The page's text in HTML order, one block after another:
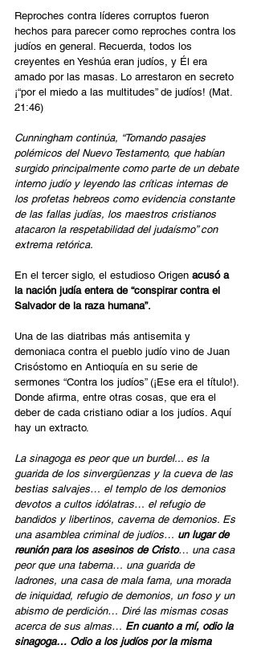
Reproches contra líderes corruptos fueron
hechos para parecer como reproches contra los
judíos en general. Recuerda, todos los
creyentes en Yeshúa eran judíos, y Él era
amado por las masas. Lo arrestaron en secreto
¡“por el miedo a las multitudes” de judíos! (Mat.
21:46)
Cunningham continúa, “Tomando pasajes
polémicos del Nuevo Testamento, que habían
surgido principalmente como parte de un debate
interno judío y leyendo las críticas internas de
los profetas hebreos como evidencia constante
de las fallas judías, los maestros cristianos
atacaron la respetabilidad del judaísmo” con
extrema retórica.
En el tercer siglo, el estudioso Origen acusó a
la nación judía entera de “conspirar contra el
Salvador de la raza humana”.
Una de las diatribas más antisemita y
demoniaca contra el pueblo judío vino de Juan
Crisóstomo en Antioquía en su serie de
sermones “Contra los judíos” (¡Ese era el título!).
Donde afirma, entre otras cosas, que era el
deber de cada cristiano odiar a los judíos. Aquí
hay un extracto.
La sinagoga es peor que un burdel... es la
guarida de los sinvergüenzas y la cueva de las
bestias salvajes… el templo de los demonios
devotos a cultos idólatras… el refugio de
bandidos y libertinos, caverna de demonios. Es
una asamblea criminal de judíos… un lugar de
reunión para los asesinos de Cristo… una casa
peor que una taberna… una guarida de
ladrones, una casa de mala fama, una morada
de iniquidad, refugio de demonios, un foso y un
abismo de perdición… Diré las mismas cosas
acerca de sus almas… En cuanto a mí, odio la
sinagoga… Odio a los judíos por la misma